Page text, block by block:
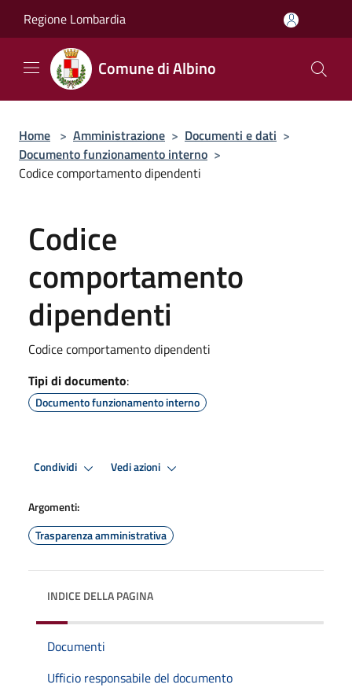
Regione Lombardia
Comune di Albino
Home > Amministrazione > Documenti e dati >
Documento funzionamento interno >
Codice comportamento dipendenti
Codice
comportamento
dipendenti
Codice comportamento dipendenti
Tipi di documento:
Documento funzionamento interno
Condividi Vedi azioni
Argomenti:
Trasparenza amministrativa
INDICE DELLA PAGINA
Documenti
Ufficio responsabile del documento